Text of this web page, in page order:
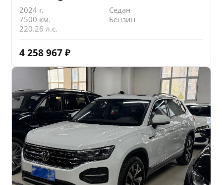
2024 г.
Седан
7500 км.
Бензин
220.26 л.с.
4 258 967 ₽